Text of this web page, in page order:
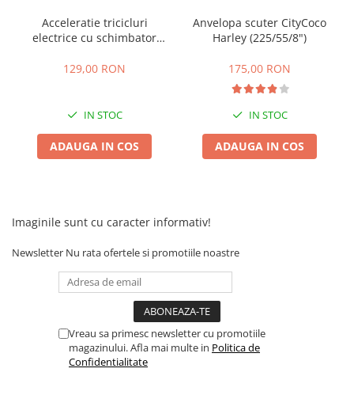
Cauciucuri
Incarcatoare
Barbati
Dama
Tip Scuter
Acceleratii
Acumulatori
Acceleratie tricicluri
electrice cu schimbator
inainte,inapoi
129,00 RON
IN STOC
ADAUGA IN COS
Anvelopa scuter CityCoco
Harley (225/55/8")
175,00 RON
IN STOC
ADAUGA IN COS
Imaginile sunt cu caracter informativ!
Newsletter Nu rata ofertele si promotiile noastre
Vreau sa primesc newsletter cu promotiile
magazinului. Afla mai multe in Politica de
Confidentialitate